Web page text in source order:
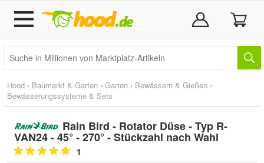
Hood › Baumarkt & Garten › Garten › Bewässern & Gießen ›
Bewässerungssysteme & Sets
Rain Bird - Rotator Düse - Typ R-
VAN24 - 45° - 270° - Stückzahl nach Wahl
1